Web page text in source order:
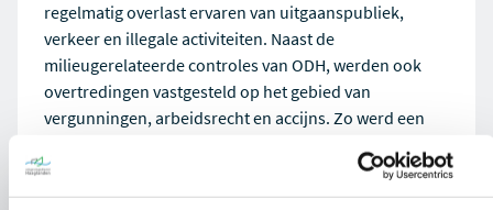
regelmatig overlast ervaren van uitgaanspubliek,
verkeer en illegale activiteiten. Naast de
milieugerelateerde controles van ODH, werden ook
overtredingen vastgesteld op het gebied van
vergunningen, arbeidsrecht en accijns. Zo werd een
vergunning en trof de douane een kilo onveraccijnsde
shishatabak aan.